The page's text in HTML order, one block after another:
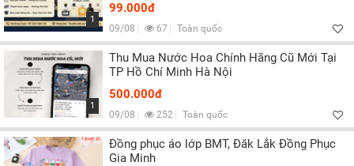
1
99.000đ
09/08 67 Toàn quốc
1
Thu Mua Nước Hoa Chính Hãng Cũ Mới Tại
TP Hồ Chí Minh Hà Nội
500.000đ
09/08 252 Toàn quốc
Đồng phục áo lớp BMT, Đăk Lắk Đồng Phục
Gia Minh